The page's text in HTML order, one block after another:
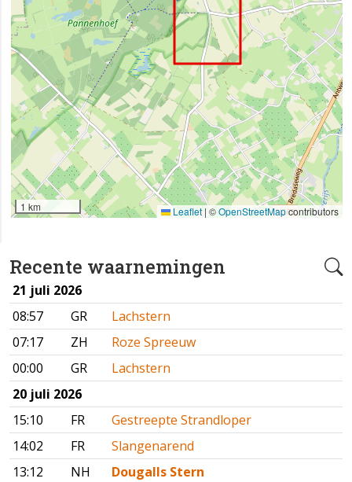
Recente waarnemingen
21 juli 2026
08:57
GR
Lachstern
07:17
ZH
Roze Spreeuw
00:00
GR
Lachstern
20 juli 2026
15:10
FR
Gestreepte Strandloper
14:02
FR
Slangenarend
13:12
NH
Dougalls Stern
1 km Leaflet | ©OpenStreetMapcontributors